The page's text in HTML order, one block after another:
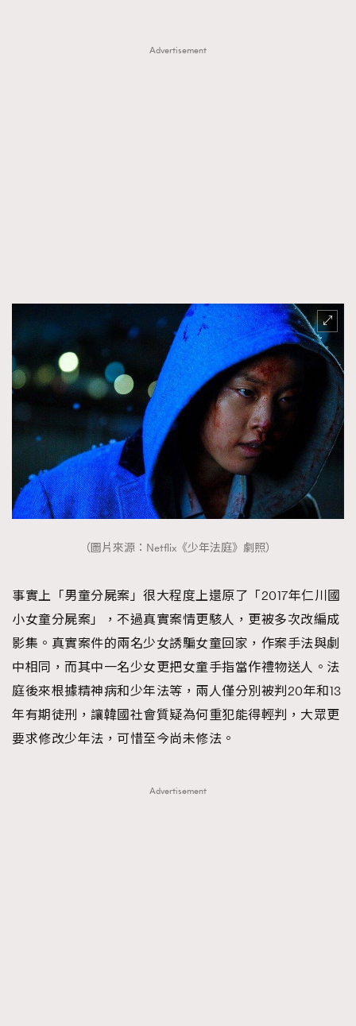
Advertisement
（圖片來源：Netflix《少年法庭》劇照）
事實上「男童分屍案」很大程度上還原了「2017年仁川國
小女童分屍案」，不過真實案情更駭人，更被多次改編成
影集。真實案件的兩名少女誘騙女童回家，作案手法與劇
中相同，而其中一名少女更把女童手指當作禮物送人。法
庭後來根據精神病和少年法等，兩人僅分別被判20年和13
年有期徒刑，讓韓國社會質疑為何重犯能得輕判，大眾更
要求修改少年法，可惜至今尚未修法。
Advertisement